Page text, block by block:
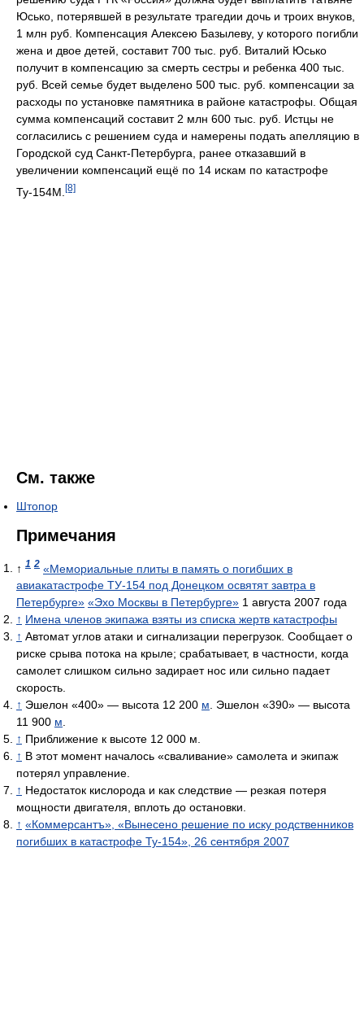
Юсько, потерявшей в результате трагедии дочь и троих внуков,
1 млн руб. Компенсация Алексею Базылеву, у которого погибли
жена и двое детей, составит 700 тыс. руб. Виталий Юсько
получит в компенсацию за смерть сестры и ребенка 400 тыс.
руб. Всей семье будет выделено 500 тыс. руб. компенсации за
расходы по установке памятника в районе катастрофы. Общая
сумма компенсаций составит 2 млн 600 тыс. руб. Истцы не
согласились с решением суда и намерены подать апелляцию в
Городской суд Санкт-Петербурга, ранее отказавший в
увеличении компенсаций ещё по 14 искам по катастрофе
Ту-154М. [8]
См. также
Штопор
Примечания
↑ 1 2 «Мемориальные плиты в память о погибших в
авиакатастрофе ТУ-154 под Донецком освятят завтра в
Петербурге» «Эхо Москвы в Петербурге» 1 августа 2007 года
↑ Имена членов экипажа взяты из списка жертв катастрофы
↑ Автомат углов атаки и сигнализации перегрузок. Сообщает о
риске срыва потока на крыле; срабатывает, в частности, когда
самолет слишком сильно задирает нос или сильно падает
скорость.
↑ Эшелон «400» — высота 12 200 м. Эшелон «390» — высота
11 900 м.
↑ Приближение к высоте 12 000 м.
↑ В этот момент началось «сваливание» самолета и экипаж
потерял управление.
↑ Недостаток кислорода и как следствие — резкая потеря
мощности двигателя, вплоть до остановки.
↑ «Коммерсантъ», «Вынесено решение по иску родственников
погибших в катастрофе Ту-154», 26 сентября 2007